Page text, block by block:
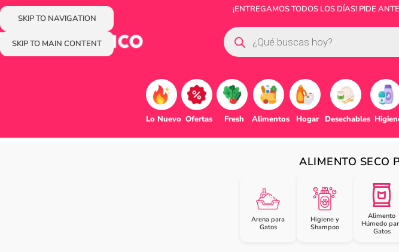
SKIP TO NAVIGATION
SKIP TO MAIN CONTENT
¡ENTREGAMOS TODOS LOS DÍAS! PIDE
Lo Nuevo Ofertas Fresh Alimentos Hogar Desechables
ALIMENTO SECO
Arena para
Gatos
Higiene y
Shampoo
Alimento
Húmedo
Gatos